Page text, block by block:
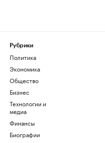
Рубрики
Политика
Экономика
Общество
Бизнес
Технологии и
медиа
Финансы
Биографии